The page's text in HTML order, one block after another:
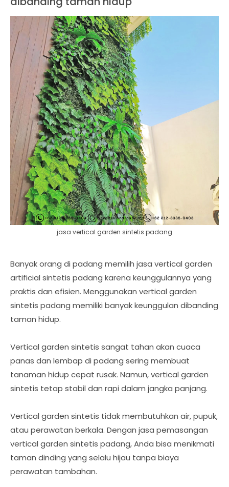
jasa vertical garden sintetis padang
Banyak orang di padang memilih jasa vertical garden
artificial sintetis padang karena keunggulannya yang
praktis dan efisien. Menggunakan vertical garden
sintetis padang memiliki banyak keunggulan dibanding
taman hidup.
Vertical garden sintetis sangat tahan akan cuaca
panas dan lembap di padang sering membuat
tanaman hidup cepat rusak. Namun, vertical garden
sintetis tetap stabil dan rapi dalam jangka panjang.
Vertical garden sintetis tidak membutuhkan air, pupuk,
atau perawatan berkala. Dengan jasa pemasangan
vertical garden sintetis padang, Anda bisa menikmati
taman dinding yang selalu hijau tanpa biaya
perawatan tambahan.